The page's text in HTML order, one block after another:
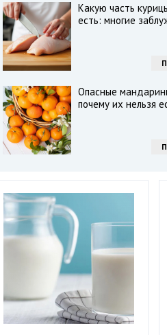
Какую часть
есть: многие
Опасные
почему их нельзя